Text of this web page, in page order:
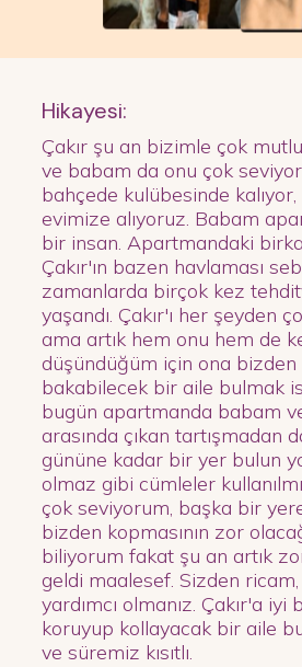
Hikayesi:
Çakır şu an bizimle çok
ve babam da onu çok
bahçede kulübesinde kalıyor,
evimize alıyoruz. Babam
bir insan. Apartmandaki
Çakır'ın bazen havlaması
zamanlarda birçok kez
yaşandı. Çakır'ı her şeyden
ama artık hem onu hem de
düşündüğüm için ona bizden
bakabilecek bir aile bulmak
bugün apartmanda babam
arasında çıkan tartışmadan
gününe kadar bir yer bulun
olmaz gibi cümleler
çok seviyorum, başka bir
bizden kopmasının zor
biliyorum fakat şu an artık
geldi maalesef. Sizden
yardımcı olmanız. Çakır'a iyi
koruyup kollayacak bir aile
ve süremiz kısıtlı.